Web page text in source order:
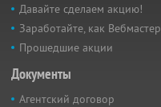
Давайте сделаем акцию!
Заработайте, как Вебмастер
Прошедшие акции
Документы
Агентский договор